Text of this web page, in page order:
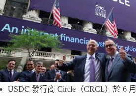
USDC 發行商 Circle（CRCL）於 6